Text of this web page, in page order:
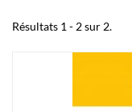
Résultats 1 - 2 sur 2.